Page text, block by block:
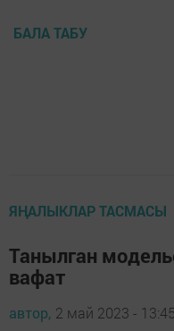
БАЛА ТАБУ
ЯҢАЛЫКЛАР ТАСМАСЫ
Танылган
вафат
автор, 2 май 2023 - 13:45